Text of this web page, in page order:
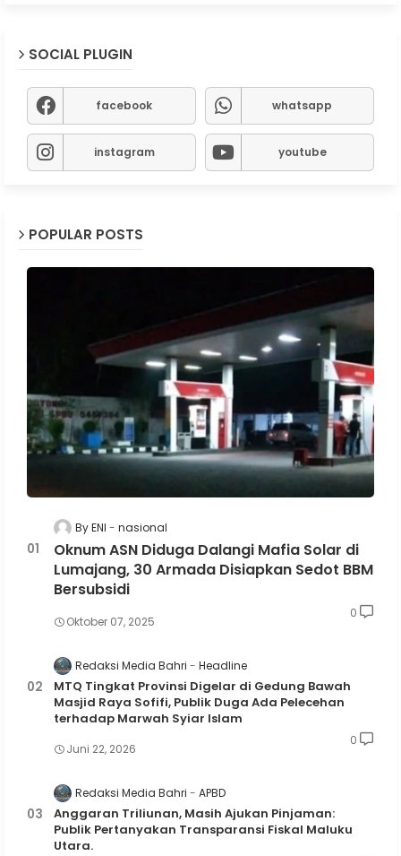
SOCIAL PLUGIN
facebook whatsapp
instagram youtube
POPULAR POSTS
By ENI nasional
Oknum ASN Diduga Dalangi Mafia Solar di
Lumajang, 30 Armada Disiapkan Sedot BBM
Bersubsidi
Oktober 07, 2025
0
Redaksi Media Bahri Headline
MTQ Tingkat Provinsi Digelar di Gedung Bawah
Masjid Raya Sofifi, Publik Duga Ada Pelecehan
terhadap Marwah Syiar Islam
Juni 22, 2026
0
Redaksi Media Bahri APBD
Anggaran Triliunan, Masih Ajukan Pinjaman:
Publik Pertanyakan Transparansi Fiskal Maluku
Utara.